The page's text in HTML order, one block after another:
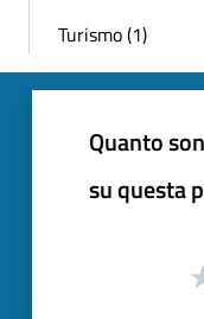
Turismo (1)
Quanto
su questa